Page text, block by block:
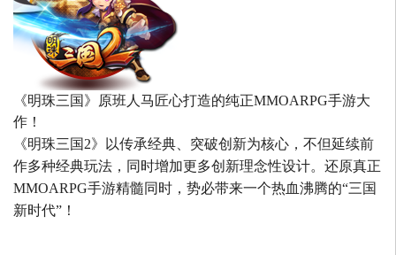
《明珠三国》原班人马匠心打造的纯正MMOARPG手游大
作！
《明珠三国2》以传承经典、突破创新为核心，不但延续前
作多种经典玩法，同时增加更多创新理念性设计。还原真正
MMOARPG手游精髓同时，势必带来一个热血沸腾的“三国
新时代”！